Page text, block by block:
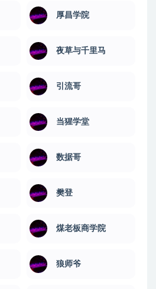
厚昌学院
夜草与千里马
引流哥
当猩学堂
数据哥
樊登
煤老板商学院
狼师爷